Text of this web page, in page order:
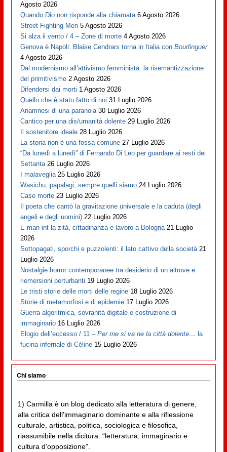
Agosto 2026
Quando Dio non risponde alla chiamata 6 Agosto 2026
Street Fighting Men 5 Agosto 2026
Si alza il vento / 4 – Zone di morte 4 Agosto 2026
Genova è Napoli: Blaise Cendrars torna in Italia conBourlinguer
4 Agosto 2026
Dal modernismo all’attivismo femminista: la risemantizzazione
del primitivismo 2 Agosto 2026
Difendersi dai morti 1 Agosto 2026
Quello che è stato fatto di noi 31 Luglio 2026
Anamnesi di una paranoia 30 Luglio 2026
Cantico per una dis/umanità dolente 29 Luglio 2026
Il sostenitore ideale 28 Luglio 2026
La storia non è una fossa comune 27 Luglio 2026
“Da lunedì a lunedì” di Fernando Di Leo per guardare ai resti dei
Settanta 26 Luglio 2026
I malaveglia 25 Luglio 2026
Wasichu, papalagi, sempre quelli siamo 24 Luglio 2026
Case morte 23 Luglio 2026
Il poeta che cantò la gravitazione universale e la caduta (degli
angeli e degli uomini) 22 Luglio 2026
E man int la zità, cittadinanza e lavoro a Bologna 21 Luglio
2026
Sottopagati, sporchi e puzzolenti: il lato cattivo della società 21
Luglio 2026
Nostalgie horror contemporanee tra desiderio di un altrove e
riemersioni perturbanti 19 Luglio 2026
Le tristi storie delle morti delle regine 18 Luglio 2026
Storie di metamorfosi e di epidemie 17 Luglio 2026
Guerra algoritmica, sovranità digitale e costruzione di
immaginario 16 Luglio 2026
Elogio dell’eccesso / 11 –Per me si va ne la città dolente… la
fucina infernale di Cèline 15 Luglio 2026
Chi siamo
1) Carmilla è un blog dedicato alla letteratura di genere,
alla critica dell'immaginario dominante e alla riflessione
culturale, artistica, politica, sociologica e filosofica,
riassumibile nella dicitura: “letteratura, immaginario e
cultura d'opposizione”.